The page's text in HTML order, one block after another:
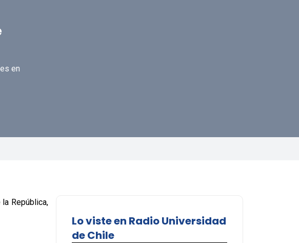
en
República,
Lo viste en Radio Universidad
de Chile